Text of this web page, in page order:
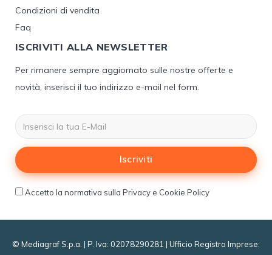
Condizioni di vendita
Faq
ISCRIVITI ALLA NEWSLETTER
Per rimanere sempre aggiornato sulle nostre offerte e
novità, inserisci il tuo indirizzo e-mail nel form.
Iscriviti
Accetto la normativa sulla Privacy e Cookie Policy
© Mediagraf S.p.a. | P. Iva: 02078290281 | Ufficio Registro Imprese: